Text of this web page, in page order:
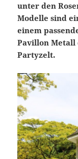
unter den
Modelle sind
einem
Pavillon Metall
Partyzelt.